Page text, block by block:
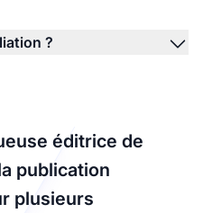
?
éditrice de
publication
plusieurs